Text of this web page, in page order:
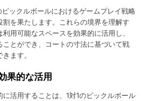
ピックルボールにおけるゲームプレイ戦略
割を果たします。これらの境界を理解す
用可能なスペースを効果的に活用し、
とができ、コートの寸法に基づいて戦
ます。
果的な活用
活用することは、1対1のピックルボール